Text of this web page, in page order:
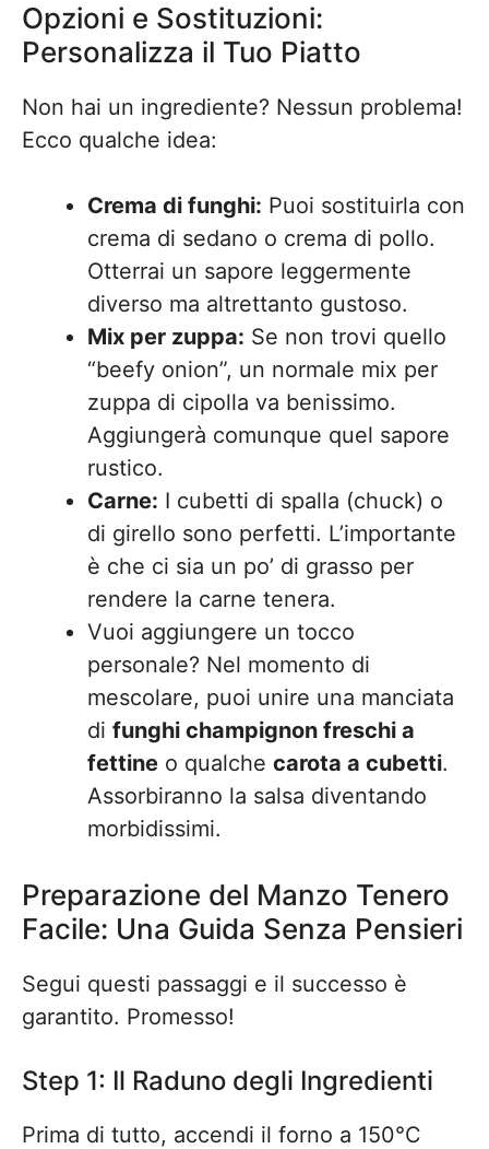
Opzioni e Sostituzioni:
Personalizza il Tuo Piatto
Non hai un ingrediente? Nessun problema!
Ecco qualche idea:
Crema di funghi: Puoi sostituirla con
crema di sedano o crema di pollo.
Otterrai un sapore leggermente
diverso ma altrettanto gustoso.
Mix per zuppa: Se non trovi quello
“beefy onion”, un normale mix per
zuppa di cipolla va benissimo.
Aggiungerà comunque quel sapore
rustico.
Carne: I cubetti di spalla (chuck) o
di girello sono perfetti. L’importante
è che ci sia un po’ di grasso per
rendere la carne tenera.
Vuoi aggiungere un tocco
personale? Nel momento di
mescolare, puoi unire una manciata
di funghi champignon freschi a
fettine o qualche carota a cubetti.
Assorbiranno la salsa diventando
morbidissimi.
Preparazione del Manzo Tenero
Facile: Una Guida Senza Pensieri
Segui questi passaggi e il successo è
garantito. Promesso!
Step 1: Il Raduno degli Ingredienti
Prima di tutto, accendi il forno a 150°C